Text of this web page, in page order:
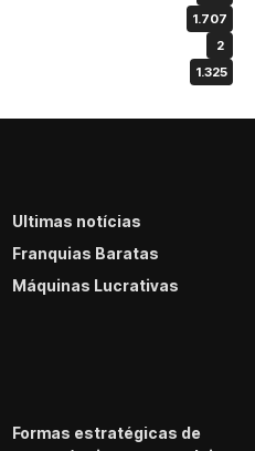
1.707
2
1.325
Últimas notícias
Franquias Baratas
Máquinas Lucrativas
Formas estratégicas de